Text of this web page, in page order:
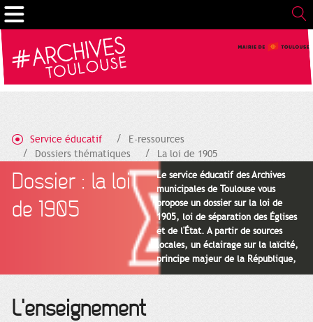
Service éducatif
E-ressources
Dossiers thématiques
La loi de 1905
Dossier : la loi
de 1905
Le service éducatif des Archives
municipales de Toulouse vous
propose un dossier sur la loi de
1905, loi de séparation des Églises
et de l'État. A partir de sources
locales, un éclairage sur la laïcité,
principe majeur de la République,
dans le cadre des programmes
L'enseignement
Cookies management panel